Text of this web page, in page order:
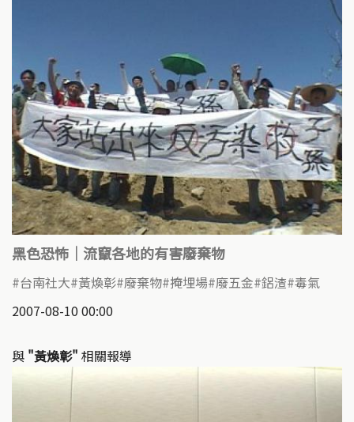
黑色恐怖｜流竄各地的有害廢棄物
台南社大 黃煥彰 廢棄物 掩埋場 廢五金 鋁渣 毒氣
2007-08-10 00:00
與 "黃煥彰" 相關報導